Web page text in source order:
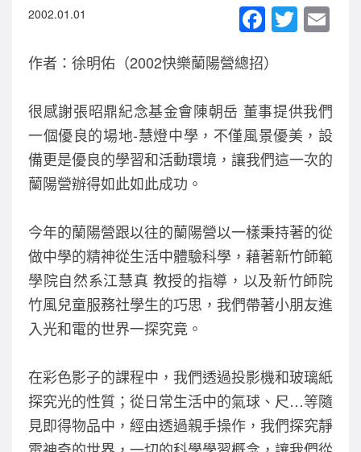
2002.01.01 F
e
b
o
o
T
er
作者：徐明佑（2002快樂蘭陽營總招）
很感謝張昭鼎紀念基金會陳朝岳 董事提供我們
一個優良的場地-慧燈中學，不僅風景優美，設
備更是優良的學習和活動環境，讓我們這一次的
蘭陽營辦得如此如此成功。
今年的蘭陽營跟以往的蘭陽營以一樣秉持著的從
做中學的精神從生活中體驗科學，藉著新竹師範
學院自然系江慧真 教授的指導，以及新竹師院
竹風兒童服務社學生的巧思，我們帶著小朋友進
入光和電的世界一探究竟。
在彩色影子的課程中，我們透過投影機和玻璃紙
探究光的性質；從日常生活中的氣球、尺…等隨
見即得物品中，經由透過親手操作，我們探究靜